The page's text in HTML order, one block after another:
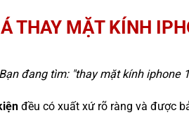
THAY MẶT KÍNH
Bạn đang tìm: "thay mặt kính iphone
đều có xuất xứ rõ ràng và được